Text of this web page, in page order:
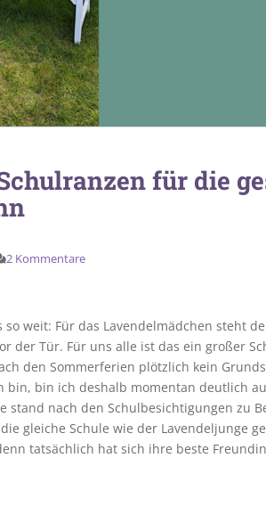
für die
2 Kommentare
so weit: Für das Lavendelmädchen steht
der Tür. Für uns alle ist das ein großer
den Sommerferien plötzlich kein
bin, bin ich deshalb momentan deutlich
stand nach den Schulbesichtigungen zu
gleiche Schule wie der Lavendeljunge
tatsächlich hat sich ihre beste